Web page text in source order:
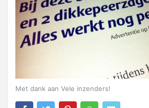
Met dank aan Vele inzenders!